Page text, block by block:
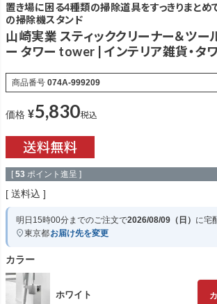
置き場に困る4種類の掃除道具をすっきりまと
の掃除機スタンド
山崎実業 スティッククリーナー＆ツー
ー タワー tower | インテリア雑貨・タ
商品番号 074A-999209
価格 ¥5,830税込
[ 53 ポイント進呈 ]
送料込
明日 15時00分までのご注文で2026/08/09（日） に宅
東京都お届け先を変更
カラー
ホワイト